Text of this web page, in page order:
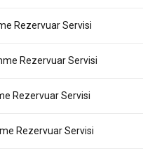
Rezervuar Servisi
Rezervuar Servisi
Rezervuar Servisi
Rezervuar Servisi